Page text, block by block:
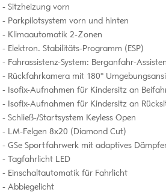
Sitzheizung vorn
Parkpilotsystem vorn und hinten
Klimaautomatik 2-Zonen
Elektron. Stabilitäts-Programm (ESP)
Fahrassistenz-System: Berganfahr-
Rückfahrkamera mit 180°
Isofix-Aufnahmen für Kindersitz an
Isofix-Aufnahmen für Kindersitz an
Schließ-/Startsystem Keyless Open
LM-Felgen 8x20 (Diamond Cut)
GSe Sportfahrwerk mit adaptives
Tagfahrlicht LED
Einschaltautomatik für Fahrlicht
Abbiegelicht